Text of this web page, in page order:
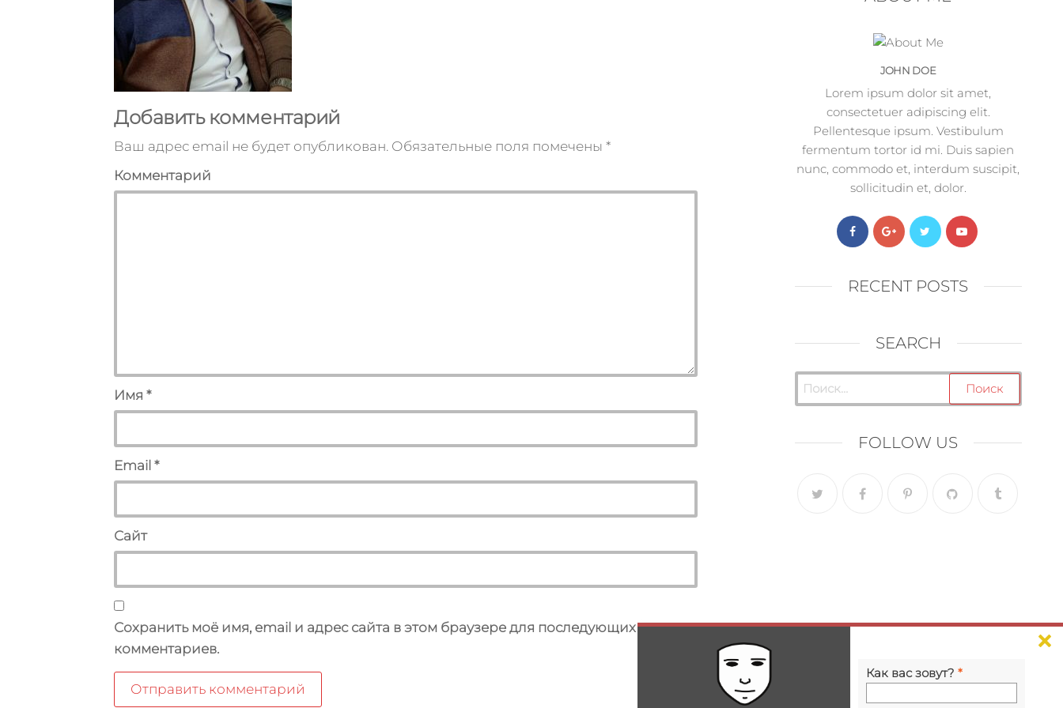
Добавить комментарий
Ваш адрес email не будет опубликован. Обязательные поля помечены*
Комментарий
Имя*
Email*
Сайт
Сохранить моё имя, email и адрес сайта в этом браузере для последующих моих
комментариев.
JOHN DOE
Lorem ipsum dolor sit amet,
consectetuer adipiscing elit.
Pellentesque ipsum. Vestibulum
fermentum tortor id mi. Duis sapien
nunc, commodo et, interdum suscipit,
sollicitudin et, dolor.
RECENT POSTS
SEARCH
FOLLOW US
Как вас зовут? *